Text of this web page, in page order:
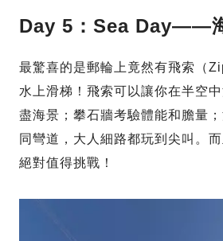
Day 5：Sea Day——
最驚喜的是郵輪上竟然有飛索（
水上滑梯！飛索可以讓你在半空
盡海景；攀石牆考驗體能和膽量
同彎道，大人細路都玩到尖叫。
絕對值得挑戰！